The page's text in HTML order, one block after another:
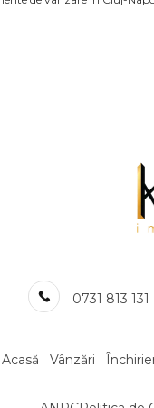
vanzare in Cluj-Napoca
vanzare in Cluj-Napoca
vanzare in Cluj-Napoca
vanzare in Cluj-Napoca
vanzare in Cluj-Napoca
0731 813 131
Acasă Vânzări